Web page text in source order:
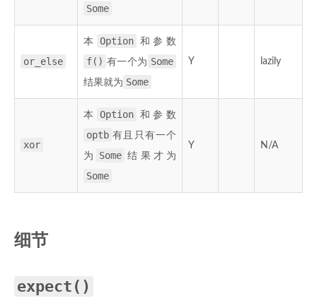
Some
or_else
本 Option 和参数
f() 有一个为 Some
结果就为 Some
Y lazily
xor
本 Option 和参数
optb 有且只有一个
为 Some 结果才为
Some
Y N/A
细节
expect()